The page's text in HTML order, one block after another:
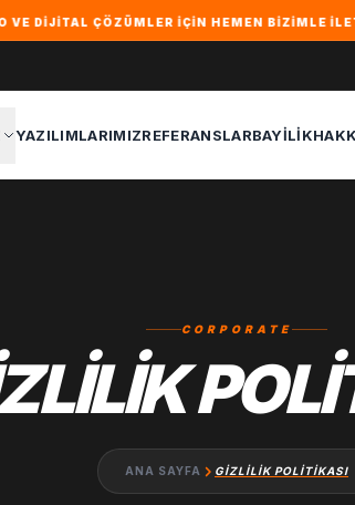
ÇÖZÜMLER IÇIN HEMEN BIZIMLE
YAZILIMLARIMIZREFERANSLARBAYILIK
CORPORATE
ANA SAYFA GIZLILIK POLITIKASI